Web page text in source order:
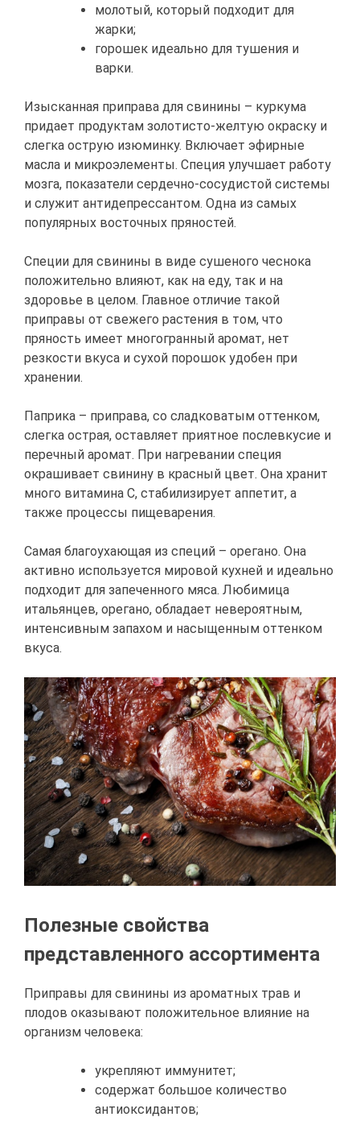
молотый, который подходит для
жарки;
горошек идеально для тушения и
варки.
Изысканная приправа для свинины – куркума
придает продуктам золотисто-желтую окраску и
слегка острую изюминку. Включает эфирные
масла и микроэлементы. Специя улучшает работу
мозга, показатели сердечно-сосудистой системы
и служит антидепрессантом. Одна из самых
популярных восточных пряностей.
Специи для свинины в виде сушеного чеснока
положительно влияют, как на еду, так и на
здоровье в целом. Главное отличие такой
приправы от свежего растения в том, что
пряность имеет многогранный аромат, нет
резкости вкуса и сухой порошок удобен при
хранении.
Паприка – приправа, со сладковатым оттенком,
слегка острая, оставляет приятное послевкусие и
перечный аромат. При нагревании специя
окрашивает свинину в красный цвет. Она хранит
много витамина С, стабилизирует аппетит, а
также процессы пищеварения.
Самая благоухающая из специй – орегано. Она
активно используется мировой кухней и идеально
подходит для запеченного мяса. Любимица
итальянцев, орегано, обладает невероятным,
интенсивным запахом и насыщенным оттенком
вкуса.
Полезные свойства
представленного ассортимента
Приправы для свинины из ароматных трав и
плодов оказывают положительное влияние на
организм человека:
укрепляют иммунитет;
содержат большое количество
антиоксидантов;